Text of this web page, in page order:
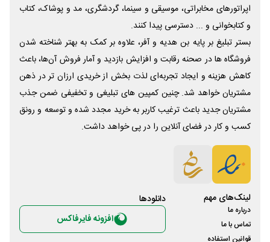
اپراتورهای مخابراتی، موسیقی و سینما، گردشگری، مد و پوشاک، کتاب
و کتابخوانی و ... دسترسی پیدا کنند.
بستر تبلیغ بر پایه بن هدیه و آفر، علاوه بر کمک به بهتر شناخته شدن
فروشگاه ها در صحنه رقابت و افزایش بازدید و آمار فروش آن‌ها، باعث
کاهش هزینه و ایجاد تجربه‌ای لذت بخش از خریدی ارزان تر در ذهن
مشتریان خواهد شد. چنین کمپین های تبلیغی و تخفیفی ضمن جذب
مشتریان جدید باعث ترغیب کاربر به خرید مجدد شده و توسعه و رونق
کسب و کار در فضای آنلاین را در پی خواهد داشت.
لینک‌های مهم
درباره ما
تماس با ما
قوانین استفاده
دانلود‌ها
افزونه فایرفاکس